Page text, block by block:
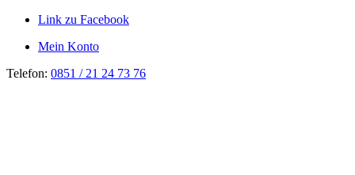
Link zu Facebook
Mein Konto
Telefon: 0851 / 21 24 73 76